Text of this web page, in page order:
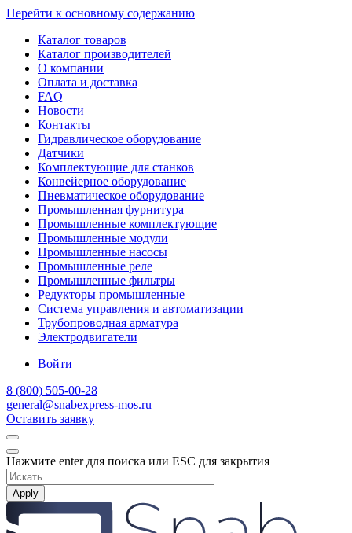
Перейти к основному содержанию
Каталог товаров
Каталог производителей
О компании
Оплата и доставка
FAQ
Новости
Контакты
Гидравлическое оборудование
Датчики
Комплектующие для станков
Конвейерное оборудование
Пневматическое оборудование
Промышленная фурнитура
Промышленные комплектующие
Промышленные модули
Промышленные насосы
Промышленные реле
Промышленные фильтры
Редукторы промышленные
Система управления и автоматизации
Трубопроводная арматура
Электродвигатели
Войти
8 (800) 505-00-28
general@snabexpress-mos.ru
Оставить заявку
Нажмите enter для поиска или ESC для закрытия
Apply